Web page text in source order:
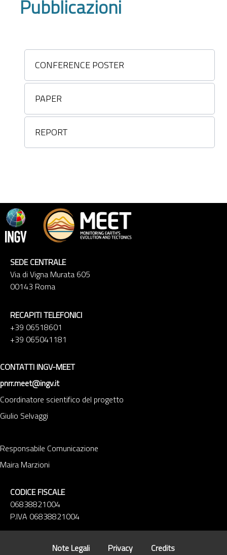
Pubblicazioni
CONFERENCE POSTER
PAPER
REPORT
SEDE CENTRALE
Via di Vigna Murata 605
00143 Roma
RECAPITI TELEFONICI
+39 06518601
+39 065041181
CONTATTI INGV-MEET
pnrr.meet@ingv.it
Coordinatore scientifico del progetto
Giulio Selvaggi
Responsabile Comunicazione
Maira Marzioni
CODICE FISCALE
06838821004
P.IVA 06838821004
Note Legali Privacy Credits